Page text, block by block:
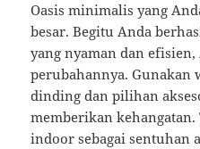
Oasis minimalis yang
besar. Begitu Anda
yang nyaman dan
perubahannya.
dinding dan pilihan
memberikan
indoor sebagai sentuhan